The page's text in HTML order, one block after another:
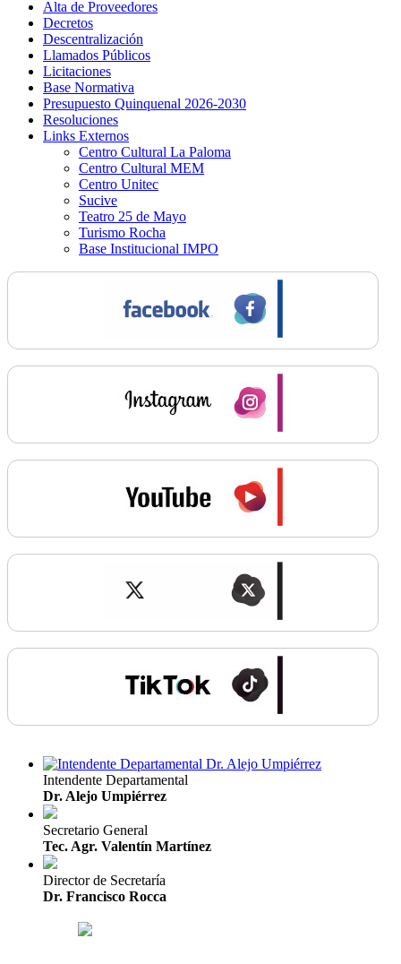
Alta de Proveedores
Decretos
Descentralización
Llamados Públicos
Licitaciones
Base Normativa
Presupuesto Quinquenal 2026-2030
Resoluciones
Links Externos
Centro Cultural La Paloma
Centro Cultural MEM
Centro Unitec
Sucive
Teatro 25 de Mayo
Turismo Rocha
Base Institucional IMPO
Intendente Departamental
Dr. Alejo Umpiérrez
Secretario General
Tec. Agr. Valentín Martínez
Director de Secretaría
Dr. Francisco Rocca